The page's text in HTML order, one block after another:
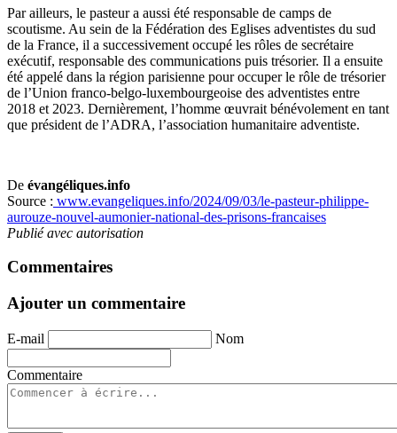
Par ailleurs, le pasteur a aussi été responsable de camps de
scoutisme. Au sein de la Fédération des Eglises adventistes du sud
de la France, il a successivement occupé les rôles de secrétaire
exécutif, responsable des communications puis trésorier. Il a ensuite
été appelé dans la région parisienne pour occuper le rôle de trésorier
de l’Union franco-belgo-luxembourgeoise des adventistes entre
2018 et 2023. Dernièrement, l’homme œuvrait bénévolement en tant
que président de l’ADRA, l’association humanitaire adventiste.
De évangéliques.info
Source : www.evangeliques.info/2024/09/03/le-pasteur-philippe-
aurouze-nouvel-aumonier-national-des-prisons-francaises
Publié avec autorisation
Commentaires
Ajouter un commentaire
E-mail Nom
Commentaire